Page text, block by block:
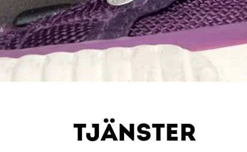
TJÄNSTER